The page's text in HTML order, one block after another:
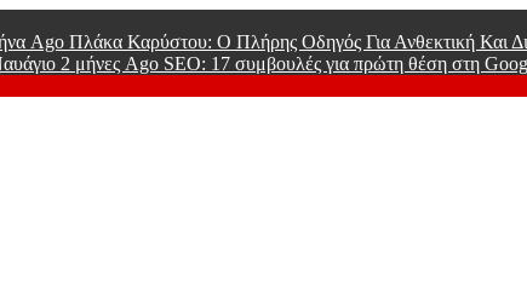
Ago Πλάκα Καρύστου: Ο Πλήρης Οδηγός Για Ανθεκτική Και
2 μήνες Ago SEO: 17 συμβουλές για πρώτη θέση στη